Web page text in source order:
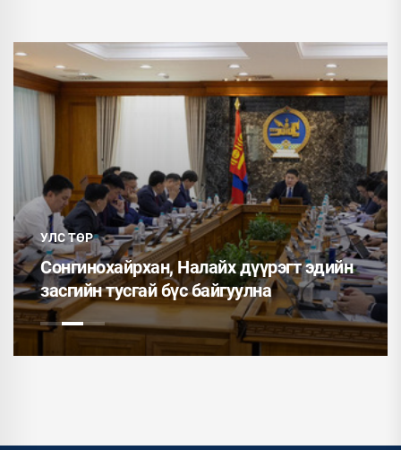
УЛС ТӨР
Сонгинохайрхан, Налайх дүүрэгт эдийн
засгийн тусгай бүс байгуулна